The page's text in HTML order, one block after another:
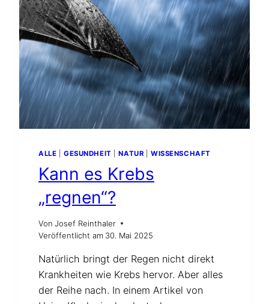
GIBT
ZWISCHEN
REGEN
UND
KREBS
ALLE GESUNDHEIT |NATUR WISSENSCHAFT
Kann es Krebs
„regnen“?
Von Josef Reinthaler
Veröffentlicht am 30. Mai 2025
Natürlich bringt der Regen nicht direkt
Krankheiten wie Krebs hervor. Aber alles
der Reihe nach. In einem Artikel von